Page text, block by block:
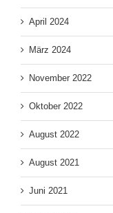
April 2024
März 2024
November 2022
Oktober 2022
August 2022
August 2021
Juni 2021